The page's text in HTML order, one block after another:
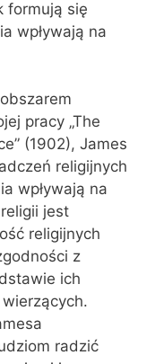
formują się
wpływają na
pracy „The
(1902), James
religijnych
wpływają na
jest
religijnych
z
ich
radzić